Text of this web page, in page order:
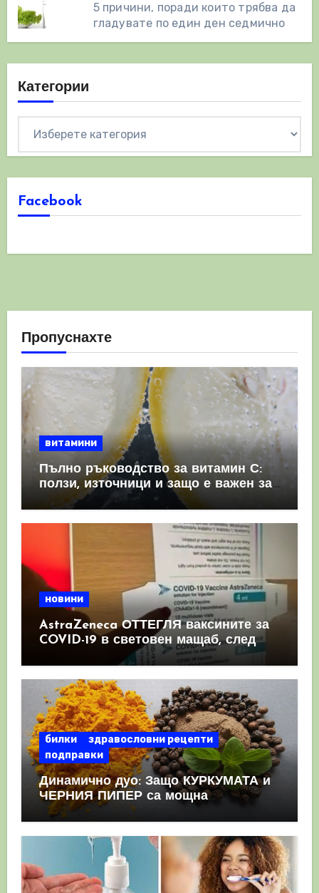
5 причини, поради които трябва да
гладувате по един ден седмично
Категории
Facebook
Пропуснахте
витамини
Пълно ръководство за витамин С:
ползи, източници и защо е важен за
имунната система
новини
AstraZeneca ОТТЕГЛЯ ваксините за
COVID-19 в световен мащаб, след
като призна, че те причиняват
билки
здравословни рецепти
подправки
Динамично дуо: Защо КУРКУМАТА и
ЧЕРНИЯ ПИПЕР са мощна
комбинация